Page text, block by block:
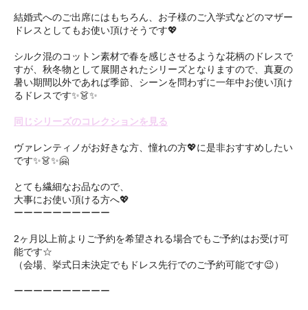
結婚式へのご出席にはもちろん、お子様のご入学式などのマザー
ドレスとしてもお使い頂けそうです💖
シルク混のコットン素材で春を感じさせるような花柄のドレスで
すが、秋冬物として展開されたシリーズとなりますので、真夏の
暑い期間以外であれば季節、シーンを問わずに一年中お使い頂け
るドレスです✨👗✨
同じシリーズのコレクションを見る
ヴァレンティノがお好きな方、憧れの方💖に是非おすすめしたい
です✨👗✨🤗 ㅤㅤ
とても繊細なお品なので、
大事にお使い頂ける方へ💖
ーーーーーーーーーー
2ヶ月以上前よりご予約を希望される場合でもご予約はお受け可
能です☆
（会場、挙式日未決定でもドレス先行でのご予約可能です😉）
ーーーーーーーーーー